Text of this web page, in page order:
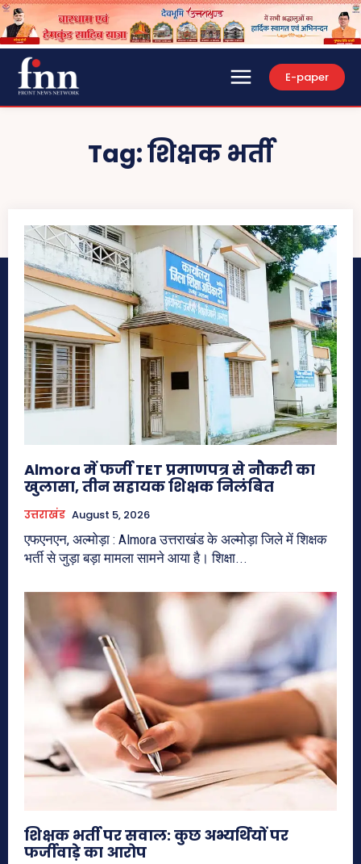
E-paper
Tag:शिक्षक भर्ती
Almora में फर्जी TET प्रमाणपत्र से नौकरी का
खुलासा, तीन सहायक शिक्षक निलंबित
उत्तराखंड August 5, 2026
एफएनएन, अल्मोड़ा : Almora उत्तराखंड के अल्मोड़ा जिले में शिक्षक
भर्ती से जुड़ा बड़ा मामला सामने आया है। शिक्षा...
शिक्षक भर्ती पर सवाल: कुछ अभ्यर्थियों पर
फर्जीवाड़े का आरोप